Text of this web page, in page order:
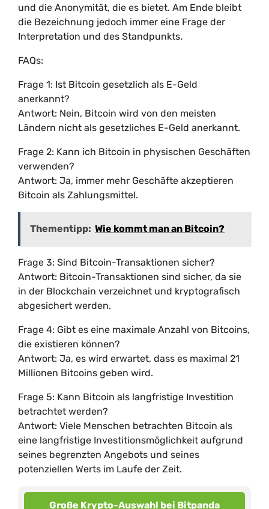
und die Anonymität, die es bietet. Am Ende bleibt
die Bezeichnung jedoch immer eine Frage der
Interpretation und des Standpunkts.
FAQs:
Frage 1: Ist Bitcoin gesetzlich als E-Geld
anerkannt?
Antwort: Nein, Bitcoin wird von den meisten
Ländern nicht als gesetzliches E-Geld anerkannt.
Frage 2: Kann ich Bitcoin in physischen Geschäften
verwenden?
Antwort: Ja, immer mehr Geschäfte akzeptieren
Bitcoin als Zahlungsmittel.
Thementipp: Wie kommt man an Bitcoin?
Frage 3: Sind Bitcoin-Transaktionen sicher?
Antwort: Bitcoin-Transaktionen sind sicher, da sie
in der Blockchain verzeichnet und kryptografisch
abgesichert werden.
Frage 4: Gibt es eine maximale Anzahl von Bitcoins,
die existieren können?
Antwort: Ja, es wird erwartet, dass es maximal 21
Millionen Bitcoins geben wird.
Frage 5: Kann Bitcoin als langfristige Investition
betrachtet werden?
Antwort: Viele Menschen betrachten Bitcoin als
eine langfristige Investitionsmöglichkeit aufgrund
seines begrenzten Angebots und seines
potenziellen Werts im Laufe der Zeit.
Große Krypto-Auswahl bei Bitpanda